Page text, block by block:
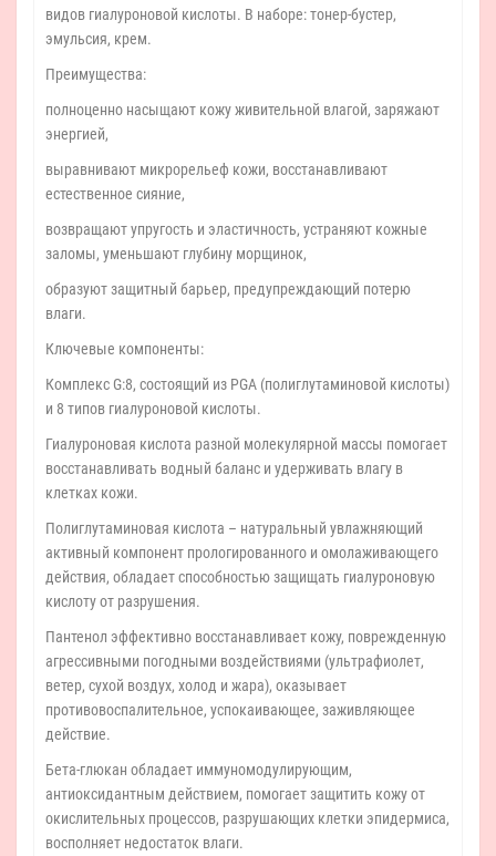
видов гиалуроновой кислоты. В наборе: тонер-бустер,
эмульсия, крем.
Преимущества:
полноценно насыщают кожу живительной влагой, заряжают
энергией,
выравнивают микрорельеф кожи, восстанавливают
естественное сияние,
возвращают упругость и эластичность, устраняют кожные
заломы, уменьшают глубину морщинок,
образуют защитный барьер, предупреждающий потерю
влаги.
Ключевые компоненты:
Комплекс G:8, состоящий из PGA (полиглутаминовой кислоты)
и 8 типов гиалуроновой кислоты.
Гиалуроновая кислота разной молекулярной массы помогает
восстанавливать водный баланс и удерживать влагу в
клетках кожи.
Полиглутаминовая кислота – натуральный увлажняющий
активный компонент прологированного и омолаживающего
действия, обладает способностью защищать гиалуроновую
кислоту от разрушения.
Пантенол эффективно восстанавливает кожу, поврежденную
агрессивными погодными воздействиями (ультрафиолет,
ветер, сухой воздух, холод и жара), оказывает
противовоспалительное, успокаивающее, заживляющее
действие.
Бета-глюкан обладает иммуномодулирующим,
антиоксидантным действием, помогает защитить кожу от
окислительных процессов, разрушающих клетки эпидермиса,
восполняет недостаток влаги.